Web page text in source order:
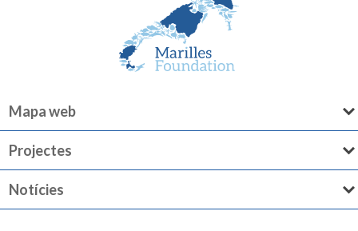
Mapa web
Projectes
Notícies